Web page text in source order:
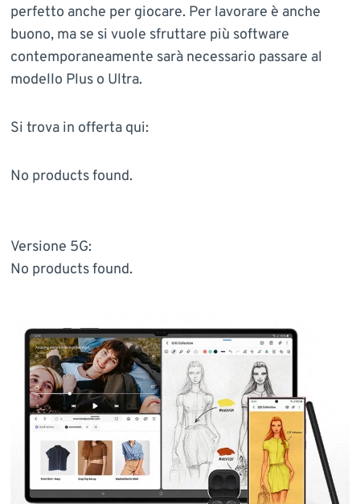
perfetto anche per giocare. Per lavorare è anche
buono, ma se si vuole sfruttare più software
contemporaneamente sarà necessario passare al
modello Plus o Ultra.
Si trova in offerta qui:
No products found.
Versione 5G:
No products found.